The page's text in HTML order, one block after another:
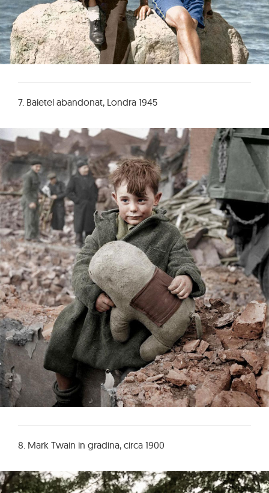
7. Baietel abandonat, Londra 1945
8. Mark Twain in gradina, circa 1900